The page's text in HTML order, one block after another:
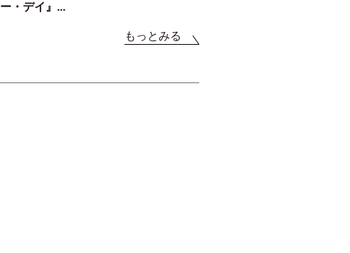
ー・デイ』...
もっとみる